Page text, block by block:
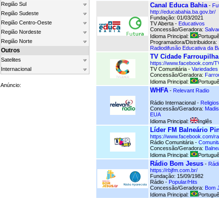
Região Sul
Região Sudeste
Região Centro-Oeste
Região Nordeste
Região Norte
Outros
Satelites
Internacional
Anúncio:
Canal Educa Bahia -
http://educabahia.ba.gov.br/
Fundação: 01/03/2021
TV Aberta - Educativos
Concessão/Geradora:
Idioma Principal:
Programadora/Distribuidora:
Radiodifusão Educativa da
TV Cidade Farroupilha
https://www.facebook.com/
TV Comunitária - Variedades
Concessão/Geradora:
Idioma Principal:
WHFA - Relevant Radio
Rádio Internacional -
Concessão/Geradora:
EUA
Idioma Principal:
Inglês
Líder FM Balneário
https://www.facebook.com/
Rádio Comunitária -
Concessão/Geradora:
Idioma Principal:
Rádio Bom Jesus -
https://rbjfm.com.br/
Fundação: 15/09/1982
Rádio - Popular/Hits
Concessão/Geradora: Bom
Idioma Principal: